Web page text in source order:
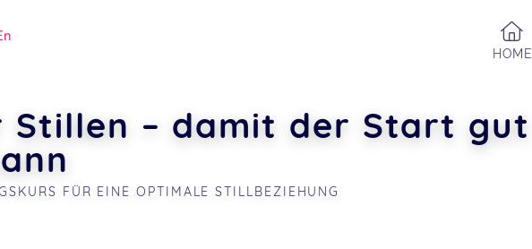
HOME
Stillen – damit der Start gut
FÜR EINE OPTIMALE STILLBEZIEHUNG